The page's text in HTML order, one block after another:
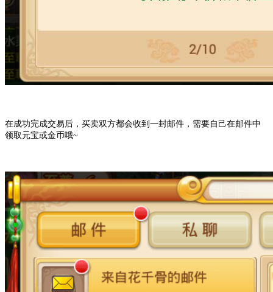
在成功完成交易后，买卖双方都会收到一封邮件，需要自己在邮件中
领取元宝或金币哦~